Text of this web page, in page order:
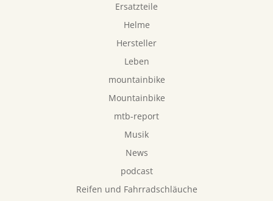
Ersatzteile
Helme
Hersteller
Leben
mountainbike
Mountainbike
mtb-report
Musik
News
podcast
Reifen und Fahrradschläuche